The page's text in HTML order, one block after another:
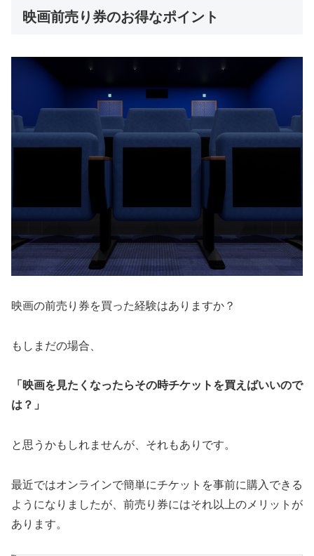
映画前売り券のお得なポイント
映画の前売り券を買った経験はありますか？
もしまだの場合、
「映画を見たくなったらその時チケットを買えばいいので
は？」
と思うかもしれませんが、それもありです。
最近ではオンラインで簡単にチケットを事前に購入できる
ようになりましたが、前売り券にはそれ以上のメリットが
あります。